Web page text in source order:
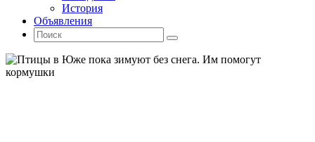
История
Объявления
Поиск
Искать:
Поиск